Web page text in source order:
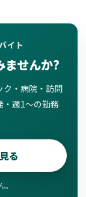
イト
ませんか?
ク・病院・訪問
・週1〜の勤務
る